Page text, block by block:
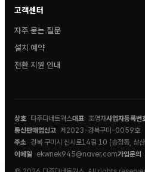
고객센터
자주 묻는 질문
설치 예약
전환 지원 안내
상호 다주다네트웍스대표 조영재사업자등록번
통신판매업신고 제2023-경북구미-0059호
주소 경북 구미시 신시로14길 10 (송정동, 상
이메일
ekwnek945@naver.com가입문의